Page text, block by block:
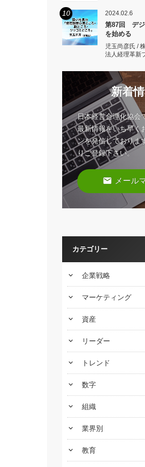
10 2024.02.6
第87回 デジ
を始める
児玉尚彦氏 /
法人経理革
新着
日本経営合理化協会
最新情報をいち早く
ンを発信しておりま
りご登録下さい。
email メール
カテゴリー
keyboard_arrow_down 企業戦略
keyboard_arrow_down マーケティング
keyboard_arrow_down 資産
keyboard_arrow_down リーダー
keyboard_arrow_down トレンド
keyboard_arrow_down 数字
keyboard_arrow_down 組織
keyboard_arrow_down 業界別
keyboard_arrow_down 教育